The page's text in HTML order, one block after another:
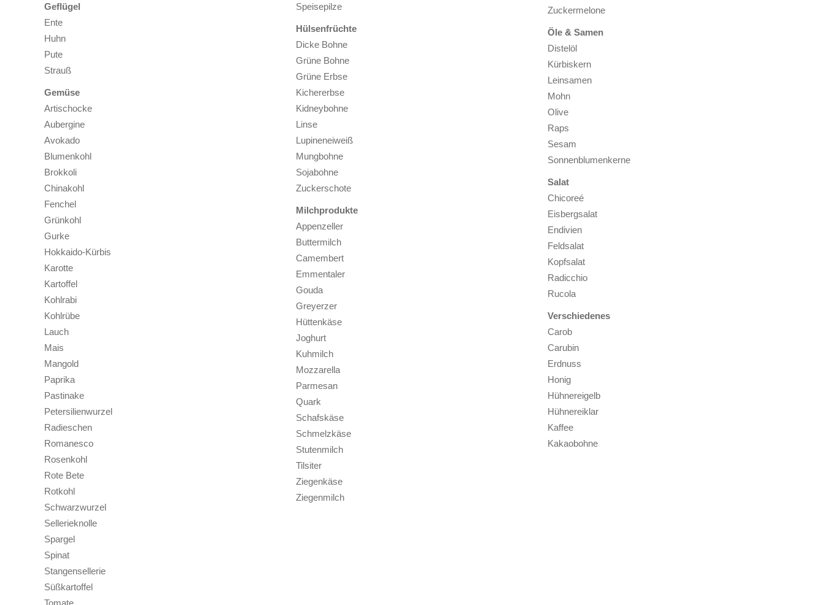
Geflügel
Ente
Huhn
Pute
Strauß
Gemüse
Artischocke
Aubergine
Avokado
Blumenkohl
Brokkoli
Chinakohl
Fenchel
Grünkohl
Gurke
Hokkaido-Kürbis
Karotte
Kartoffel
Kohlrabi
Kohlrübe
Lauch
Mais
Mangold
Paprika
Pastinake
Petersilienwurzel
Radieschen
Romanesco
Rosenkohl
Rote Bete
Rotkohl
Schwarzwurzel
Sellerieknolle
Spargel
Spinat
Stangensellerie
Süßkartoffel
Tomate
Speisepilze
Hülsenfrüchte
Dicke Bohne
Grüne Bohne
Grüne Erbse
Kichererbse
Kidneybohne
Linse
Lupineneiweiß
Mungbohne
Sojabohne
Zuckerschote
Milchprodukte
Appenzeller
Buttermilch
Camembert
Emmentaler
Gouda
Greyerzer
Hüttenkäse
Joghurt
Kuhmilch
Mozzarella
Parmesan
Quark
Schafskäse
Schmelzkäse
Stutenmilch
Tilsiter
Ziegenkäse
Ziegenmilch
Zuckermelone
Öle & Samen
Distelöl
Kürbiskern
Leinsamen
Mohn
Olive
Raps
Sesam
Sonnenblumenkerne
Salat
Chicoreé
Eisbergsalat
Endivien
Feldsalat
Kopfsalat
Radicchio
Rucola
Verschiedenes
Carob
Carubin
Erdnuss
Honig
Hühnereigelb
Hühnereiklar
Kaffee
Kakaobohne